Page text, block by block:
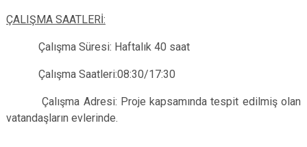
ÇALIŞMA SAATLERİ:
Çalışma Süresi: Haftalık 40 saat
Çalışma Saatleri:08:30/17:30
Çalışma Adresi: Proje kapsamında tespit edilmiş olan
vatandaşların evlerinde.